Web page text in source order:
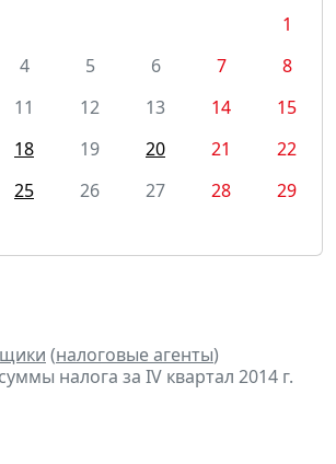
1
4 5 6 7
8
11 12 13 14
15
18 19 20 21
22
25 26 27 28
29
(налоговые агенты)
налога за IV квартал 2014 г.